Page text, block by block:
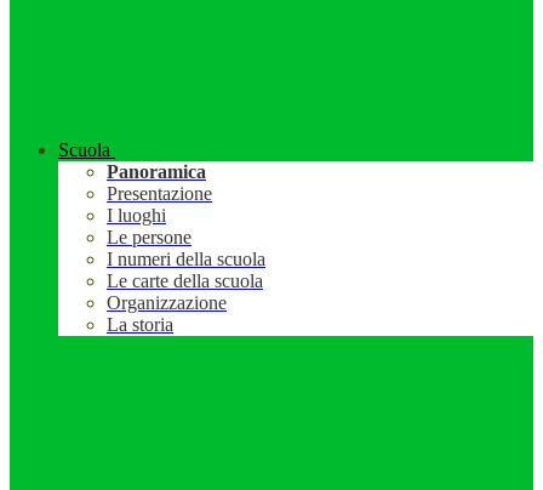
Scuola
Panoramica
Presentazione
I luoghi
Le persone
I numeri della scuola
Le carte della scuola
Organizzazione
La storia